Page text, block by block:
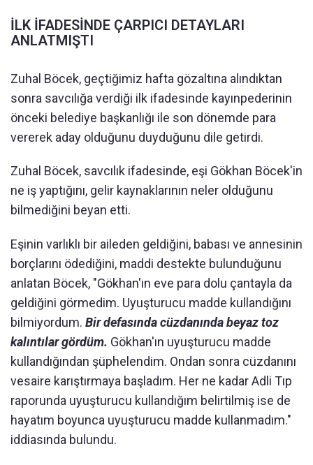
İLK İFADESİNDE ÇARPICI DETAYLARI
ANLATMIŞTI
Zuhal Böcek, geçtiğimiz hafta gözaltına alındıktan
sonra savcılığa verdiği ilk ifadesinde kayınpederinin
önceki belediye başkanlığı ile son dönemde para
vererek aday olduğunu duyduğunu dile getirdi.
Zuhal Böcek, savcılık ifadesinde, eşi Gökhan Böcek'in
ne iş yaptığını, gelir kaynaklarının neler olduğunu
bilmediğini beyan etti.
Eşinin varlıklı bir aileden geldiğini, babası ve annesinin
borçlarını ödediğini, maddi destekte bulunduğunu
anlatan Böcek, "Gökhan'ın eve para dolu çantayla da
geldiğini görmedim. Uyuşturucu madde kullandığını
bilmiyordum. Bir defasında cüzdanında beyaz toz
kalıntılar gördüm. Gökhan'ın uyuşturucu madde
kullandığından şüphelendim. Ondan sonra cüzdanını
vesaire karıştırmaya başladım. Her ne kadar Adli Tıp
raporunda uyuşturucu kullandığım belirtilmiş ise de
hayatım boyunca uyuşturucu madde kullanmadım."
iddiasında bulundu.